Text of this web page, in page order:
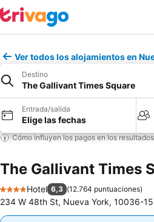
Ver todos los alojamientos en
Destino
The Gallivant Times Square
Entrada/salida
Elige las fechas
Cómo influyen los pagos en los resultados
The Gallivant Times
4 Estrellas
Hotel 6,3 (12.764 puntuaciones)
234 W 48th St, Nueva York, 10036-